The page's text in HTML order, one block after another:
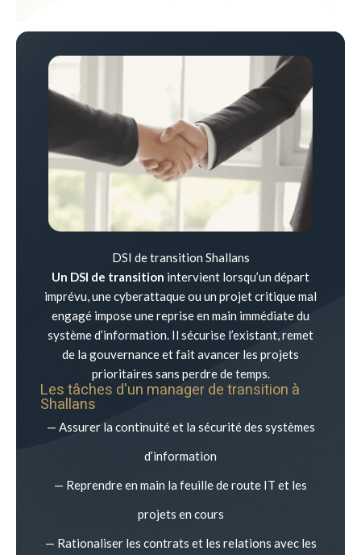
DSI de transition Shallans
Un DSI de transition intervient lorsqu’un départ
imprévu, une cyberattaque ou un projet critique mal
engagé impose une reprise en main immédiate du
système d’information. Il sécurise l’existant, remet
de la gouvernance et fait avancer les projets
prioritaires sans perdre de temps.
Les tâches d'un manager de transition à
Shallans
— Assurer la continuité et la sécurité des systèmes
d’information
— Reprendre en main la feuille de route IT et les
projets en cours
— Rationaliser les contrats et les relations avec les